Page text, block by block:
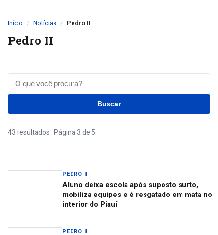
Início Notícias Pedro II
Pedro II
Buscar
43 resultados · Página 3 de 5
PEDRO II
Aluno deixa escola após suposto surto,
mobiliza equipes e é resgatado em mata no
interior do Piauí
PEDRO II